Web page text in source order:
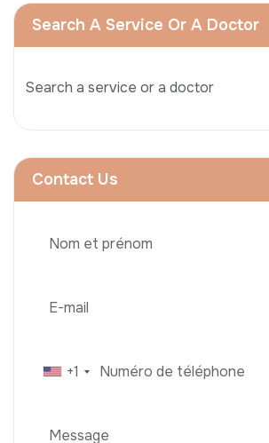
Search A Service Or A Doctor
Contact Us
+1